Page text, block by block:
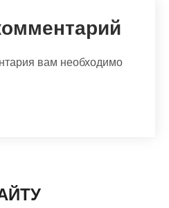
вам необходимо